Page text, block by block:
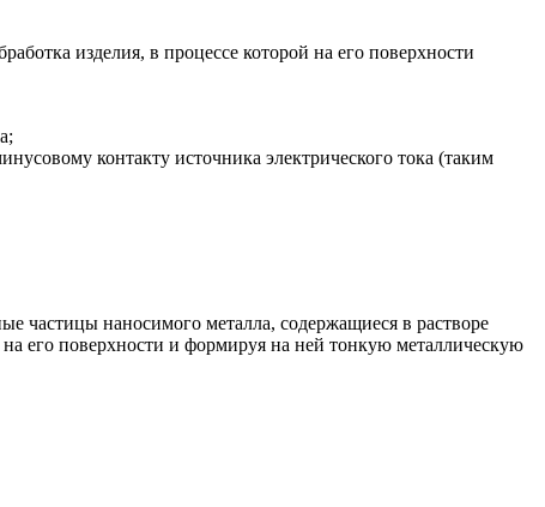
изделия, в процессе которой на его поверхности
контакту источника электрического тока (таким
частицы наносимого металла, содержащиеся в растворе
на его поверхности и формируя на ней тонкую металлическую